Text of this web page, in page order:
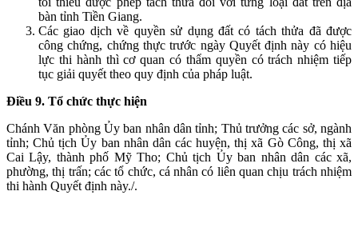
bàn tỉnh Tiền Giang.
Các giao dịch về quyền sử dụng đất có tách thửa đã được
công chứng, chứng thực trước ngày Quyết định này có hiệu
lực thi hành thì cơ quan có thẩm quyền có trách nhiệm tiếp
tục giải quyết theo quy định của pháp luật.
Điều 9. Tổ chức thực hiện
Chánh Văn phòng Ủy ban nhân dân tỉnh; Thủ trưởng các sở, ngành
tỉnh; Chủ tịch Ủy ban nhân dân các huyện, thị xã Gò Công, thị xã
Cai Lậy, thành phố Mỹ Tho; Chủ tịch Ủy ban nhân dân các xã,
phường, thị trấn; các tổ chức, cá nhân có liên quan chịu trách nhiệm
thi hành Quyết định này./.